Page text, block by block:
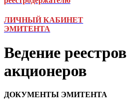
ЛИЧНЫЙ КАБИНЕТ
ЭМИТЕНТА
Ведение реестров
акционеров
ДОКУМЕНТЫ ЭМИТЕНТА